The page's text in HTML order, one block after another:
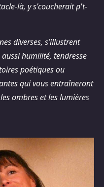
là, y s'coucherait p't-
diverses, s’illustrent
humilité, tendresse
poétiques ou
qui vous entraîneront
ombres et les lumières